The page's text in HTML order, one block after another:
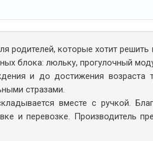
родителей, которые хотит
блока: люльку, прогулочный
и до достижения возраста
стразами.
вместе с ручкой.
и перевозке. Производитель